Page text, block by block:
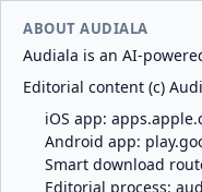
ABOUT AUDIALA
Audiala is an AI-
Editorial content (c)
iOS app:
Android app:
Smart download
Editorial process: